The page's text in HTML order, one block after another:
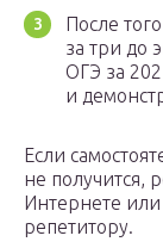
После
за три до
ОГЭ за
и
Если
не получится,
Интернете
репетитору.